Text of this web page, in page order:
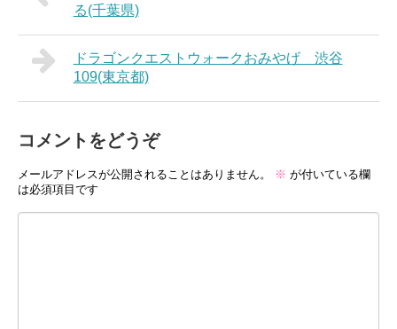
る(千葉県)
ドラゴンクエストウォークおみやげ 渋谷
109(東京都)
コメントをどうぞ
メールアドレスが公開されることはありません。 ※ が付いている欄
は必須項目です